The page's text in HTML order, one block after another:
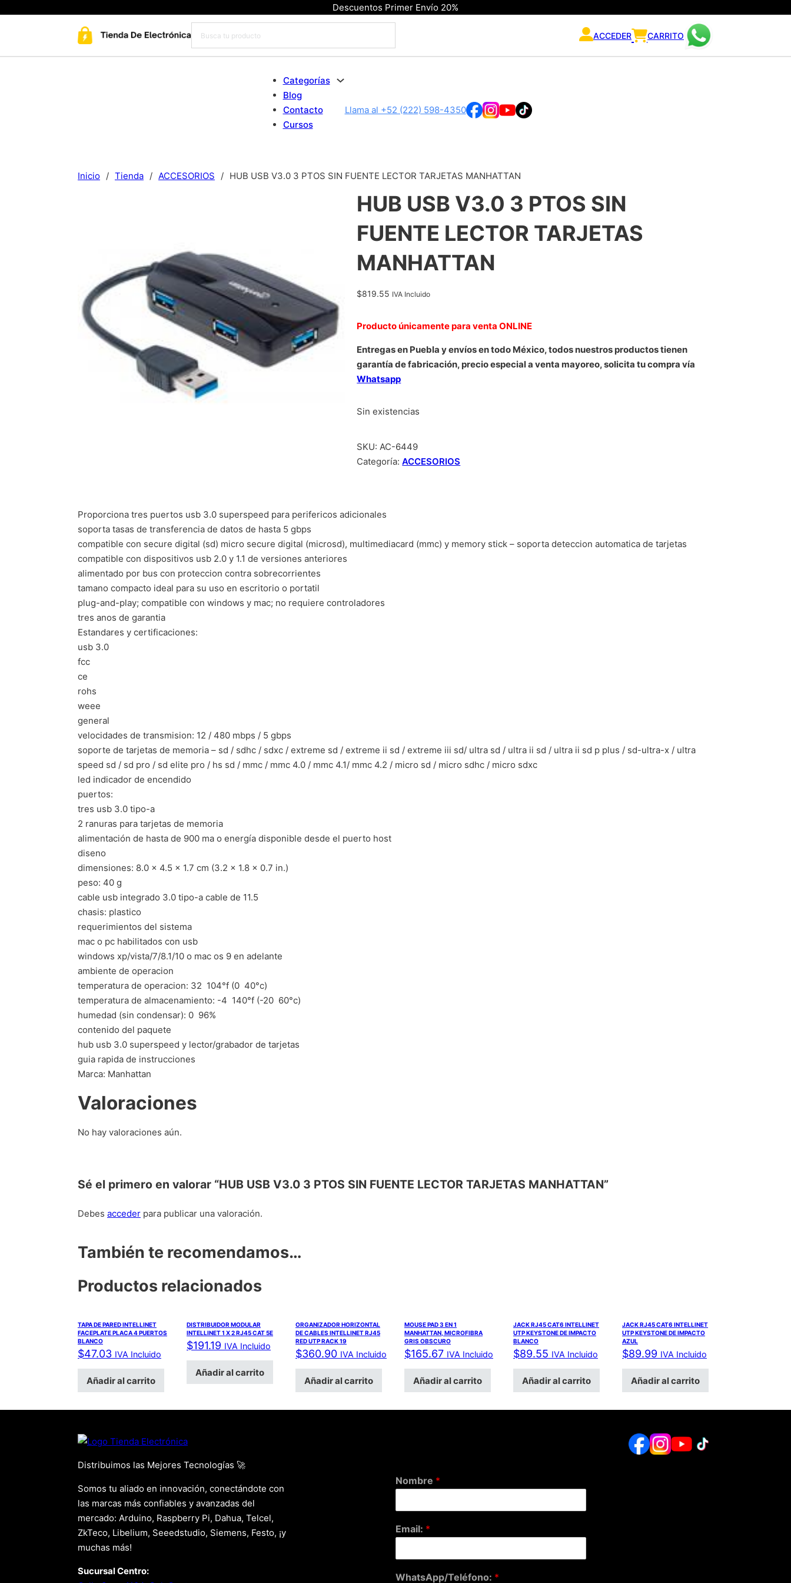
Descuentos Primer Envío 20%
ACCEDER CARRITO
Categorías
Blog
Contacto
Cursos
Llama al +52 (222) 598-4350
Inicio / Tienda / ACCESORIOS / HUB USB V3.0 3 PTOS SIN FUENTE LECTOR TARJETAS MANHATTAN
HUB USB V3.0 3 PTOS SIN
FUENTE LECTOR TARJETAS
MANHATTAN
$819.55 IVA Incluido
Producto únicamente para venta ONLINE
Entregas en Puebla y envíos en todo México, todos nuestros productos tienen
garantía de fabricación, precio especial a venta mayoreo, solicita tu compra vía
Whatsapp
Sin existencias
SKU:AC-6449
Categoría:ACCESORIOS
Proporciona tres puertos usb 3.0 superspeed para perifericos adicionales
soporta tasas de transferencia de datos de hasta 5 gbps
compatible con secure digital (sd) micro secure digital (microsd), multimediacard (mmc) y memory stick – soporta deteccion automatica de tarjetas
compatible con dispositivos usb 2.0 y 1.1 de versiones anteriores
alimentado por bus con proteccion contra sobrecorrientes
tamano compacto ideal para su uso en escritorio o portatil
plug-and-play; compatible con windows y mac; no requiere controladores
tres anos de garantia
Estandares y certificaciones:
usb 3.0
fcc
ce
rohs
weee
general
velocidades de transmision: 12 / 480 mbps / 5 gbps
soporte de tarjetas de memoria – sd / sdhc / sdxc / extreme sd / extreme ii sd / extreme iii sd/ ultra sd / ultra ii sd / ultra ii sd p plus / sd-ultra-x / ultra
speed sd / sd pro / sd elite pro / hs sd / mmc / mmc 4.0 / mmc 4.1/ mmc 4.2 / micro sd / micro sdhc / micro sdxc
led indicador de encendido
puertos:
tres usb 3.0 tipo-a
2 ranuras para tarjetas de memoria
alimentación de hasta de 900 ma o energía disponible desde el puerto host
diseno
dimensiones: 8.0 x 4.5 x 1.7 cm (3.2 x 1.8 x 0.7 in.)
peso: 40 g
cable usb integrado 3.0 tipo-a cable de 11.5
chasis: plastico
requerimientos del sistema
mac o pc habilitados con usb
windows xp/vista/7/8.1/10 o mac os 9 en adelante
ambiente de operacion
temperatura de operacion: 32  104°f (0  40°c)
temperatura de almacenamiento: -4  140°f (-20  60°c)
humedad (sin condensar): 0  96%
contenido del paquete
hub usb 3.0 superspeed y lector/grabador de tarjetas
guia rapida de instrucciones
Marca: Manhattan
Valoraciones
No hay valoraciones aún.
Sé el primero en valorar “HUB USB V3.0 3 PTOS SIN FUENTE LECTOR TARJETAS MANHATTAN”
Debes acceder para publicar una valoración.
También te recomendamos…
Productos relacionados
TAPA DE PARED INTELLINET
FACEPLATE PLACA 4 PUERTOS
BLANCO
$47.03 IVA Incluido
Añadir al carrito
DISTRIBUIDOR MODULAR
INTELLINET 1 X 2 RJ45 CAT 5E
$191.19 IVA Incluido
Añadir al carrito
ORGANIZADOR HORIZONTAL
DE CABLES INTELLINET RJ45
RED UTP RACK 19
$360.90 IVA Incluido
Añadir al carrito
MOUSE PAD 3 EN 1
MANHATTAN, MICROFIBRA
GRIS OBSCURO
$165.67 IVA Incluido
Añadir al carrito
JACK RJ45 CAT6 INTELLINET
UTP KEYSTONE DE IMPACTO
BLANCO
$89.55 IVA Incluido
Añadir al carrito
JACK RJ45 CAT6 INTELLINET
UTP KEYSTONE DE IMPACTO
AZUL
$89.99 IVA Incluido
Añadir al carrito
Distribuimos las Mejores Tecnologías 🚀
Somos tu aliado en innovación, conectándote con
las marcas más confiables y avanzadas del
mercado: Arduino, Raspberry Pi, Dahua, Telcel,
ZkTeco, Libelium, Seeedstudio, Siemens, Festo, ¡y
muchas más!
Sucursal Centro:
Nombre *
Email: *
WhatsApp/Teléfono: *